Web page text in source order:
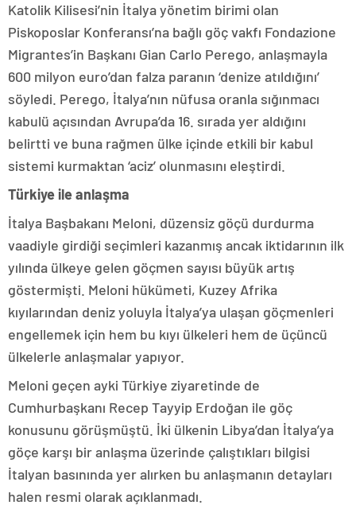
Katolik Kilisesi’nin İtalya yönetim birimi olan
Piskoposlar Konferansı’na bağlı göç vakfı Fondazione
Migrantes’in Başkanı Gian Carlo Perego, anlaşmayla
600 milyon euro’dan falza paranın ‘denize atıldığını’
söyledi. Perego, İtalya’nın nüfusa oranla sığınmacı
kabulü açısından Avrupa’da 16. sırada yer aldığını
belirtti ve buna rağmen ülke içinde etkili bir kabul
sistemi kurmaktan ‘aciz’ olunmasını eleştirdi.
Türkiye ile anlaşma
İtalya Başbakanı Meloni, düzensiz göçü durdurma
vaadiyle girdiği seçimleri kazanmış ancak iktidarının ilk
yılında ülkeye gelen göçmen sayısı büyük artış
göstermişti. Meloni hükümeti, Kuzey Afrika
kıyılarından deniz yoluyla İtalya’ya ulaşan göçmenleri
engellemek için hem bu kıyı ülkeleri hem de üçüncü
ülkelerle anlaşmalar yapıyor.
Meloni geçen ayki Türkiye ziyaretinde de
Cumhurbaşkanı Recep Tayyip Erdoğan ile göç
konusunu görüşmüştü. İki ülkenin Libya’dan İtalya’ya
göçe karşı bir anlaşma üzerinde çalıştıkları bilgisi
İtalyan basınında yer alırken bu anlaşmanın detayları
halen resmi olarak açıklanmadı.